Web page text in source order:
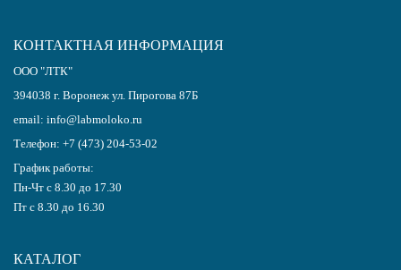
КОНТАКТНАЯ ИНФОРМАЦИЯ
ООО "ЛТК"
394038 г. Воронеж ул. Пирогова 87Б
email: info@labmoloko.ru
Телефон: +7 (473) 204-53-02
График работы:
Пн-Чт с 8.30 до 17.30
Пт с 8.30 до 16.30
КАТАЛОГ